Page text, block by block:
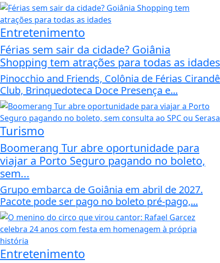
Entretenimento
Férias sem sair da cidade? Goiânia
Shopping tem atrações para todas as idades
Pinocchio and Friends, Colônia de Férias Cirandê
Club, Brinquedoteca Doce Presença e...
Turismo
Boomerang Tur abre oportunidade para
viajar a Porto Seguro pagando no boleto,
sem...
Grupo embarca de Goiânia em abril de 2027.
Pacote pode ser pago no boleto pré-pago,...
Entretenimento